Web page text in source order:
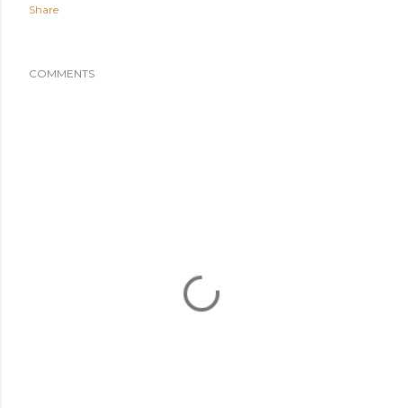
Share
COMMENTS